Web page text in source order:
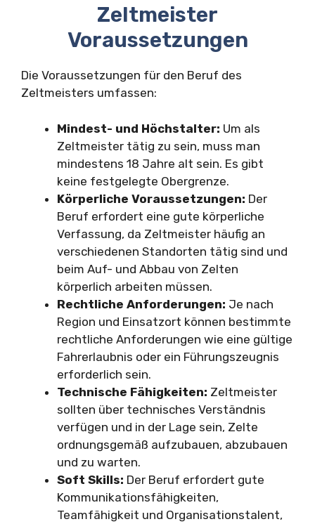
Zeltmeister
Voraussetzungen
Die Voraussetzungen für den Beruf des
Zeltmeisters umfassen:
Mindest- und Höchstalter: Um als
Zeltmeister tätig zu sein, muss man
mindestens 18 Jahre alt sein. Es gibt
keine festgelegte Obergrenze.
Körperliche Voraussetzungen: Der
Beruf erfordert eine gute körperliche
Verfassung, da Zeltmeister häufig an
verschiedenen Standorten tätig sind und
beim Auf- und Abbau von Zelten
körperlich arbeiten müssen.
Rechtliche Anforderungen: Je nach
Region und Einsatzort können bestimmte
rechtliche Anforderungen wie eine gültige
Fahrerlaubnis oder ein Führungszeugnis
erforderlich sein.
Technische Fähigkeiten: Zeltmeister
sollten über technisches Verständnis
verfügen und in der Lage sein, Zelte
ordnungsgemäß aufzubauen, abzubauen
und zu warten.
Soft Skills: Der Beruf erfordert gute
Kommunikationsfähigkeiten,
Teamfähigkeit und Organisationstalent,